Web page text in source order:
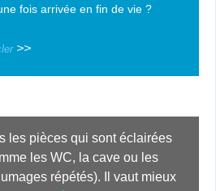
fois arrivée en fin de vie ?
>>
les pièces qui sont éclairées
les WC, la cave ou les